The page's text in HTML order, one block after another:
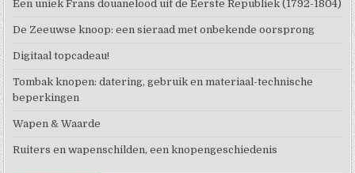
Een uniek Frans douanelood uit de Eerste Republiek (1792-1804)
De Zeeuwse knoop: een sieraad met onbekende oorsprong
Digitaal topcadeau!
Tombak knopen: datering, gebruik en materiaal-technische
beperkingen
Wapen & Waarde
Ruiters en wapenschilden, een knopengeschiedenis